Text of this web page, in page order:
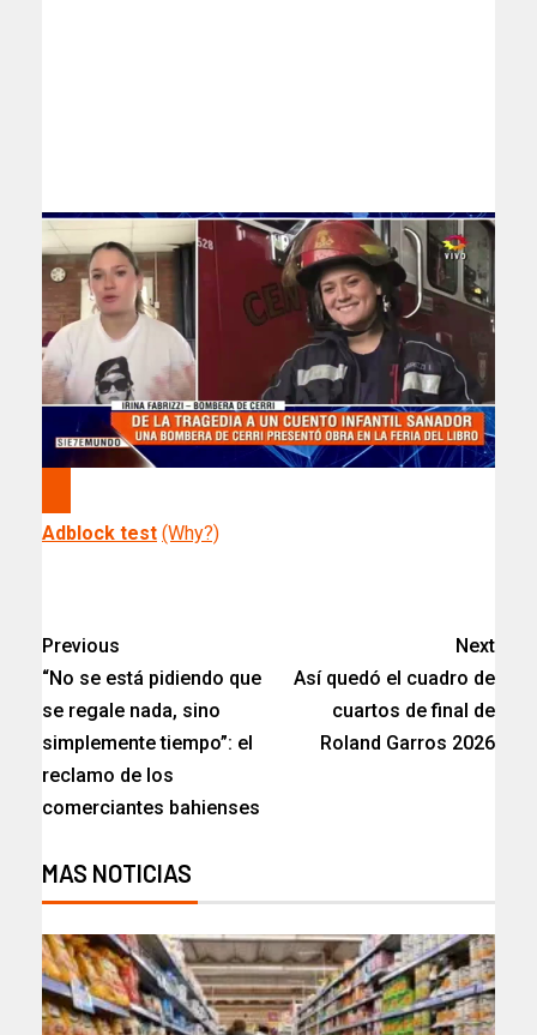
Adblock test (Why?)
Previous
“No se está pidiendo que
se regale nada, sino
simplemente tiempo”: el
reclamo de los
comerciantes bahienses​
Next
Así quedó el cuadro de
cuartos de final de
Roland Garros 2026
MAS NOTICIAS